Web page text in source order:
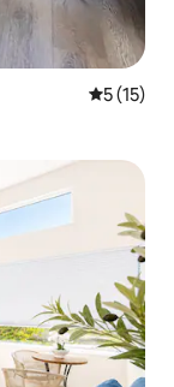
Nilai rata-
5 (15)